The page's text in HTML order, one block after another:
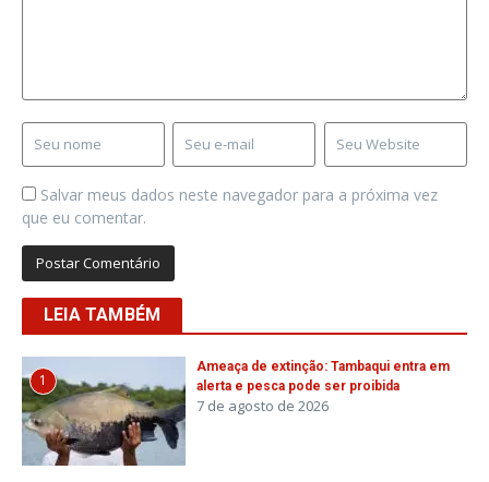
Salvar meus dados neste navegador para a próxima vez
que eu comentar.
LEIA TAMBÉM
1
Ameaça de extinção: Tambaqui entra em
alerta e pesca pode ser proibida
7 de agosto de 2026